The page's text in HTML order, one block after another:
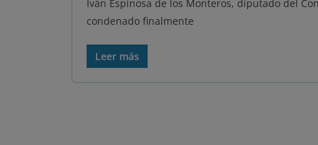
Iván Espinosa de los Monteros, diputado del
condenado finalmente
Leer más